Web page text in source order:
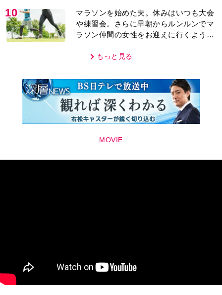
10
マラソンを始めた夫。休みはいつも大会
や練習会。さらに早朝からルンルンでマ
ラソン仲間の女性をお迎えに行くように
もっと見る
MOVIE